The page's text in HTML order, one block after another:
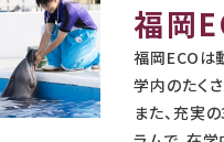
福岡
福岡ECOは
学内のたく
また、充実